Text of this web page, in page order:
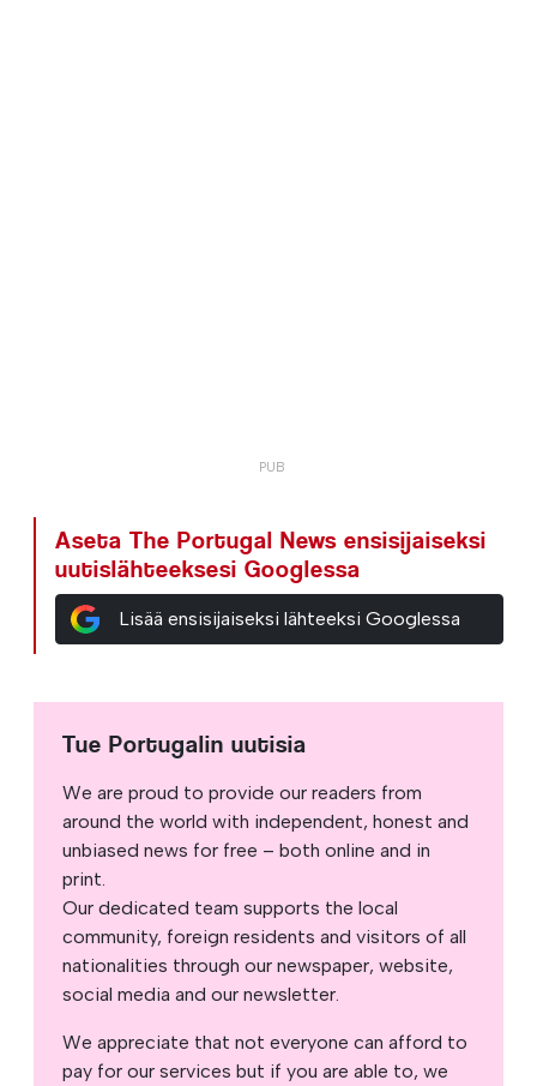
Aseta The Portugal News ensisijaiseksi
uutislähteeksesi Googlessa
Lisää ensisijaiseksi lähteeksi Googlessa
Tue Portugalin uutisia
We are proud to provide our readers from
around the world with independent, honest and
unbiased news for free – both online and in
print.
Our dedicated team supports the local
community, foreign residents and visitors of all
nationalities through our newspaper, website,
social media and our newsletter.
We appreciate that not everyone can afford to
pay for our services but if you are able to, we